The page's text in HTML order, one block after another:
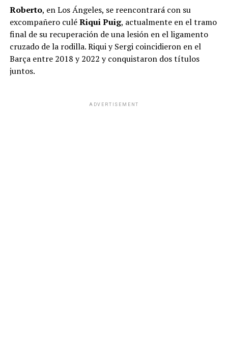
Roberto, en Los Ángeles, se reencontrará con su
excompañero culéRiqui Puig, actualmente en el tramo
final de su recuperación de una lesión en el ligamento
cruzado de la rodilla. Riqui y Sergi coincidieron en el
Barça entre 2018 y 2022 y conquistaron dos títulos
juntos.
ADVERTISEMENT